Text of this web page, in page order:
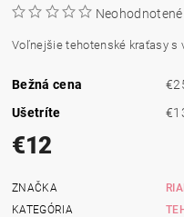
Neohodnotené
Voľnejšie tehotenské kraťasy s
Bežná cena
Ušetríte
€12
ZNAČKA
KATEGÓRIA